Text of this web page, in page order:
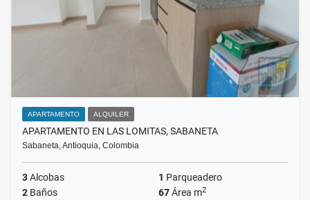
APARTAMENTO ALQUILER
APARTAMENTO EN LAS LOMITAS, SABANETA
Sabaneta, Antioquia, Colombia
3Alcobas 1 Parqueadero
2 Baños 67Área m2